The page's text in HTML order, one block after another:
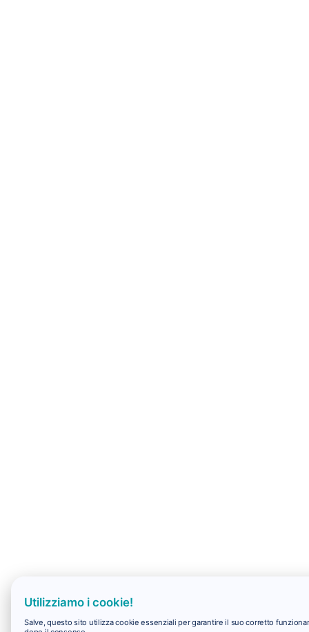
Utilizziamo i cookie!
Salve, questo sito utilizza cookie essenziali per garantire il suo corretto